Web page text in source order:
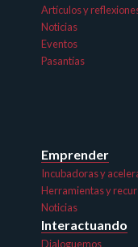
Artículos y
Noticias
Eventos
Pasantías
Emprender
Incubadoras y
Herramientas y
Noticias
Interactuando
Dialoguemos